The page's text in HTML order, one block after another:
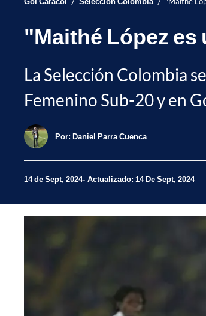
"Maithé López es
La Selección Colombia
Femenino Sub-20 y en
Por: Daniel Parra Cuenca
14 de Sept, 2024 Actualizado: 14 De Sept, 2024